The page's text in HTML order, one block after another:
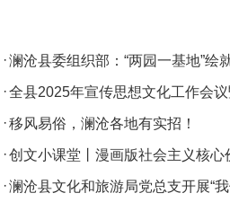
·澜沧县委组织部：“两园一基地”绘
·全县2025年宣传思想文化工作会
·移风易俗，澜沧各地有实招！
·创文小课堂丨漫画版社会主义核心
·澜沧县文化和旅游局党总支开展“